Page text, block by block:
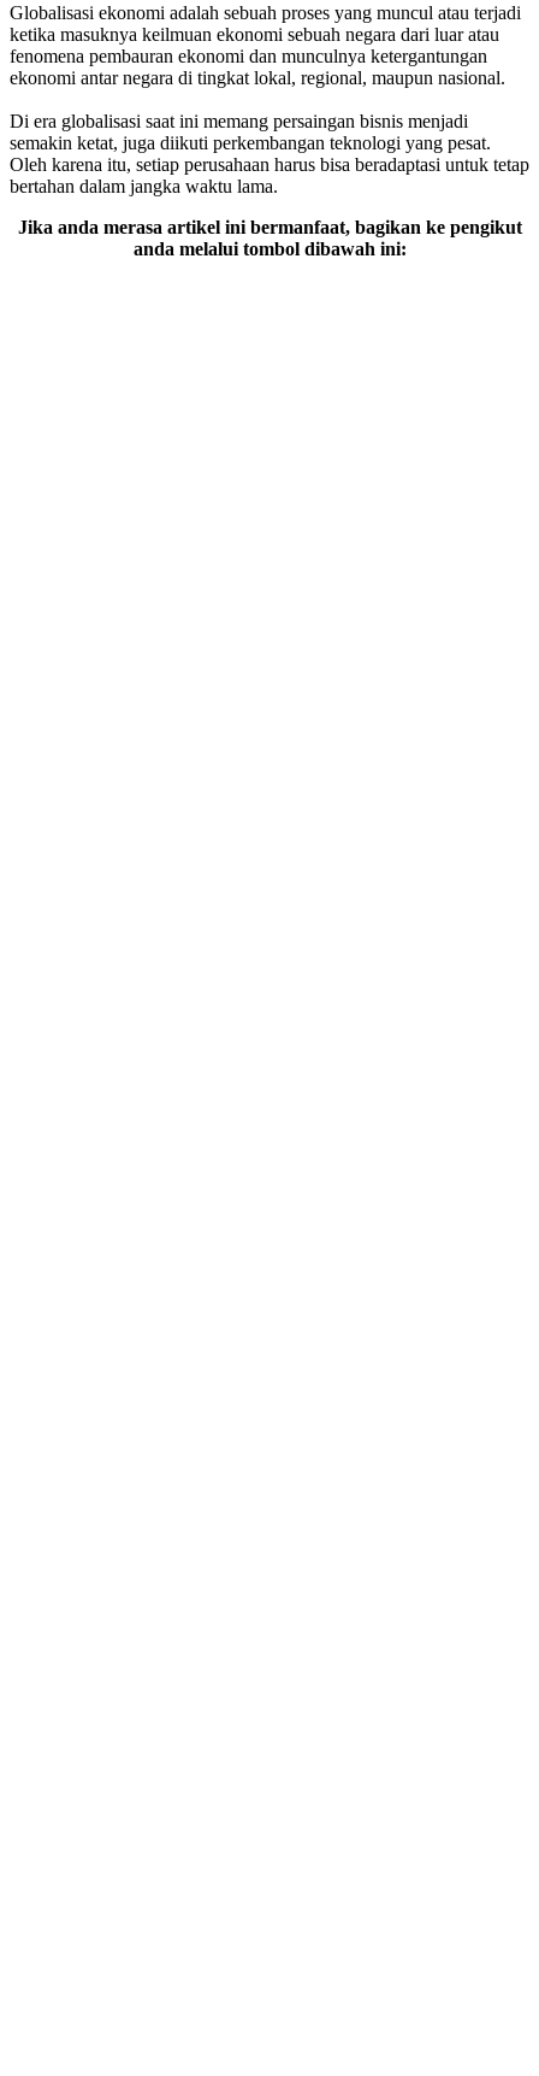
Globalisasi ekonomi adalah sebuah proses yang muncul atau terjadi
ketika masuknya keilmuan ekonomi sebuah negara dari luar atau
fenomena pembauran ekonomi dan munculnya ketergantungan
ekonomi antar negara di tingkat lokal, regional, maupun nasional.
Di era globalisasi saat ini memang persaingan bisnis menjadi
semakin ketat, juga diikuti perkembangan teknologi yang pesat.
Oleh karena itu, setiap perusahaan harus bisa beradaptasi untuk tetap
bertahan dalam jangka waktu lama.
Jika anda merasa artikel ini bermanfaat, bagikan ke pengikut
anda melalui tombol dibawah ini: